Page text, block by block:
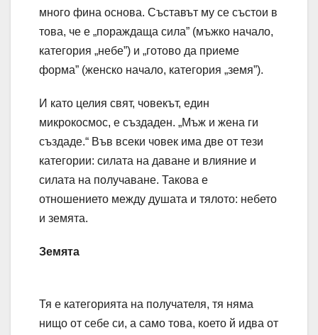
много фина основа. Съставът му се състои в
това, че е „пораждаща сила” (мъжко начало,
категория „небе”) и „готово да приеме
форма” (женско начало, категория „земя”).
И като целия свят, човекът, един
микрокосмос, е създаден. „Мъж и жена ги
създаде.“ Във всеки човек има две от тези
категории: силата на даване и влияние и
силата на получаване. Такова е
отношението между душата и тялото: небето
и земята.
Земята
Тя е категорията на получателя, тя няма
нищо от себе си, а само това, което й идва от